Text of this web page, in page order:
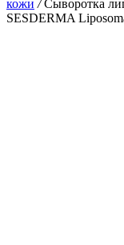
кожи /Сыворотка
SESDERMA